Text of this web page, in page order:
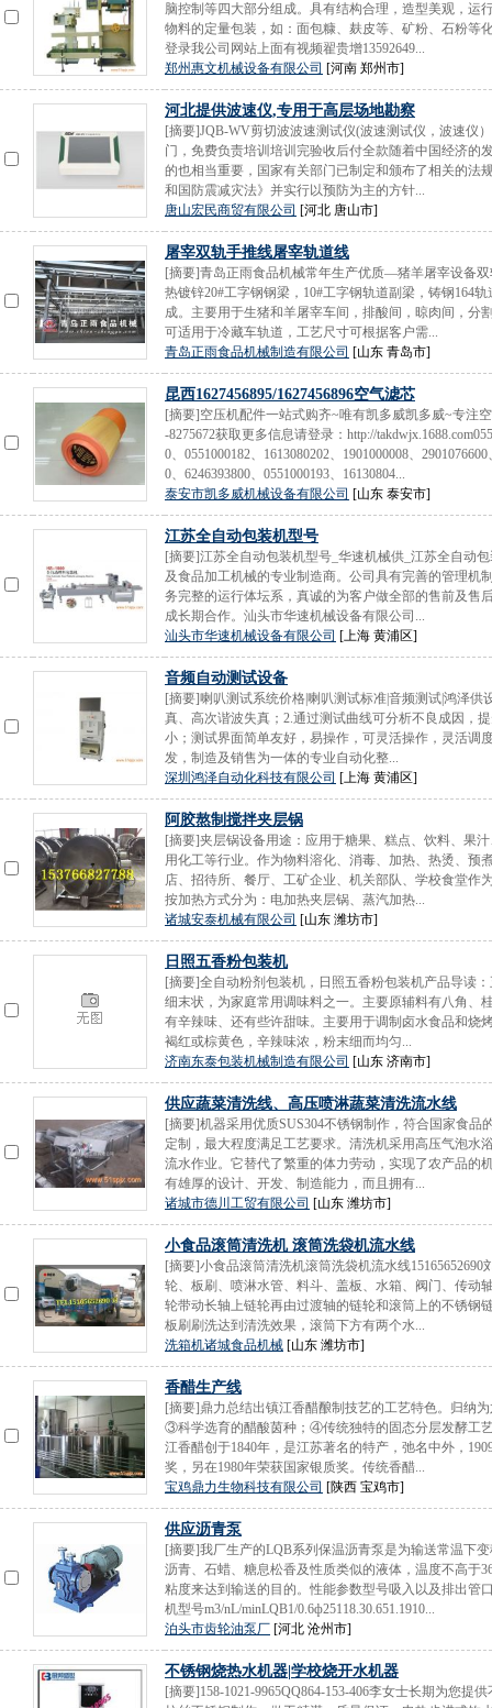
脑控制等四大部分组成。具有结构合理，造型美观，运
物料的定量包装，如：面包糠、麸皮等、矿粉、石粉等
登录我公司网站上面有视频翟贵增13592649...
郑州惠文机械设备有限公司 [河南 郑州市]
河北提供波速仪,专用于高层场地勘察
[摘要]JQB-WV剪切波波速测试仪(波速测试仪，波速仪
门，免费负责培训培训完验收后付全款随着中国经济的
的也相当重要，国家有关部门已制定和颁布了相关的法
和国防震减灾法》并实行以预防为主的方针...
唐山宏民商贸有限公司 [河北 唐山市]
屠宰双轨手推线屠宰轨道线
[摘要]青岛正雨食品机械常年生产优质—猪羊屠宰设备
热镀锌20#工字钢钢梁，10#工字钢轨道副梁，铸钢164
成。主要用于生猪和羊屠宰车间，排酸间，晾肉间，分
可适用于冷藏车轨道，工艺尺寸可根据客户需...
青岛正雨食品机械制造有限公司 [山东 青岛市]
昆西1627456895/1627456896空气滤芯
[摘要]空压机配件一站式购齐~唯有凯多威凯多威~专注
-8275672获取更多信息请登录：http://
0、0551000182、1613080202、1901000008、
0、6246393800、0551000193、16130804...
泰安市凯多威机械设备有限公司 [山东 泰安市]
江苏全自动包装机型号
[摘要]江苏全自动包装机型号_华速机械供_江苏全自动
及食品加工机械的专业制造商。公司具有完善的管理机
务完整的运行体坛系，真诚的为客户做全部的售前及售
成长期合作。汕头市华速机械设备有限公司...
汕头市华速机械设备有限公司 [上海 黄浦区]
音频自动测试设备
[摘要]喇叭测试系统价格|喇叭测试标准|音频测试|鸿泽
真、高次谐波失真；2.通过测试曲线可分析不良成因，
小；测试界面简单友好，易操作，可灵活操作，灵活调
发，制造及销售为一体的专业自动化整...
深圳鸿泽自动化科技有限公司 [上海 黄浦区]
阿胶熬制搅拌夹层锅
[摘要]夹层锅设备用途：应用于糖果、糕点、饮料、果
用化工等行业。作为物料溶化、消毒、加热、热烫、预
店、招待所、餐厅、工矿企业、机关部队、学校食堂作
按加热方式分为：电加热夹层锅、蒸汽加热...
诸城安泰机械有限公司 [山东 潍坊市]
日照五香粉包装机
[摘要]全自动粉剂包装机，日照五香粉包装机产品导读
细末状，为家庭常用调味料之一。主要原辅料有八角、
有辛辣味、还有些许甜味。主要用于调制卤水食品和烧
褐红或棕黄色，辛辣味浓，粉末细而均匀...
济南东泰包装机械制造有限公司 [山东 济南市]
供应蔬菜清洗线、高压喷淋蔬菜清洗流水线
[摘要]机器采用优质SUS304不锈钢制作，符合国家食
定制，最大程度满足工艺要求。清洗机采用高压气泡水
流水作业。它替代了繁重的体力劳动，实现了农产品的
有雄厚的设计、开发、制造能力，而且拥有...
诸城市德川工贸有限公司 [山东 潍坊市]
小食品滚筒清洗机 滚筒洗袋机流水线
[摘要]小食品滚筒清洗机滚筒洗袋机流水线
轮、板刷、喷淋水管、料斗、盖板、水箱、阀门、传动
轮带动长轴上链轮再由过渡轴的链轮和滚筒上的不锈钢
板刷刷洗达到清洗效果，滚筒下方有两个水...
洗箱机诸城食品机械 [山东 潍坊市]
香醋生产线
[摘要]鼎力总结出镇江香醋酿制技艺的工艺特色。归
③科学选育的醋酸茵种；④传统独特的固态分层发酵工
江香醋创于1840年，是江苏著名的特产，弛名中外，
奖，另在1980年荣获国家银质奖。传统香醋...
宝鸡鼎力生物科技有限公司 [陕西 宝鸡市]
供应沥青泵
[摘要]我厂生产的LQB系列保温沥青泵是为输送常温下
沥青、石蜡、糖息松香及性质类似的液体，温度不高
粘度来达到输送的目的。性能参数型号吸入以及排出管
机型号m3/nL/minLQB1/0.6ф25118.30.651.1910...
泊头市齿轮油泵厂 [河北 沧州市]
不锈钢烧热水机器|学校烧开水机器
[摘要]158-1021-9965QQ864-153-406李女士长期为您